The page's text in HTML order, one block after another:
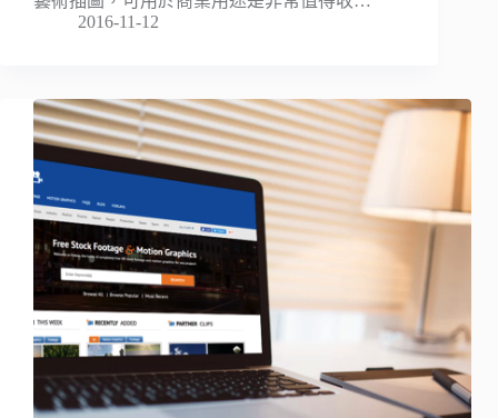
2016-11-12